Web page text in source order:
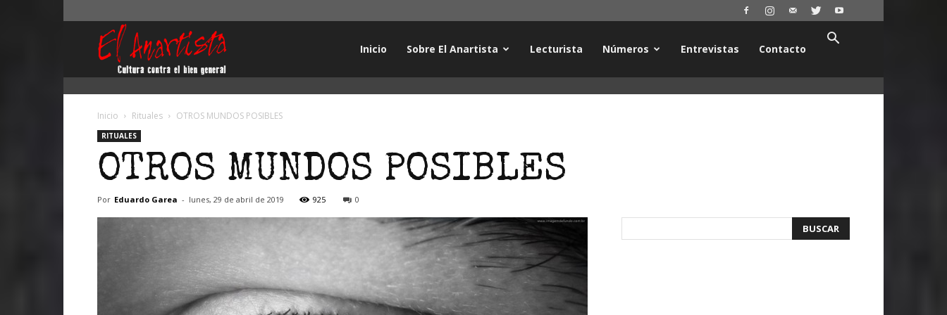
Inicio Sobre El Anartista Lecturista Números Entrevistas Contacto
Inicio Rituales OTROS MUNDOS POSIBLES
RITUALES
OTROS MUNDOS POSIBLES
Por Eduardo Garea - lunes, 29 de abril de 2019 925 0